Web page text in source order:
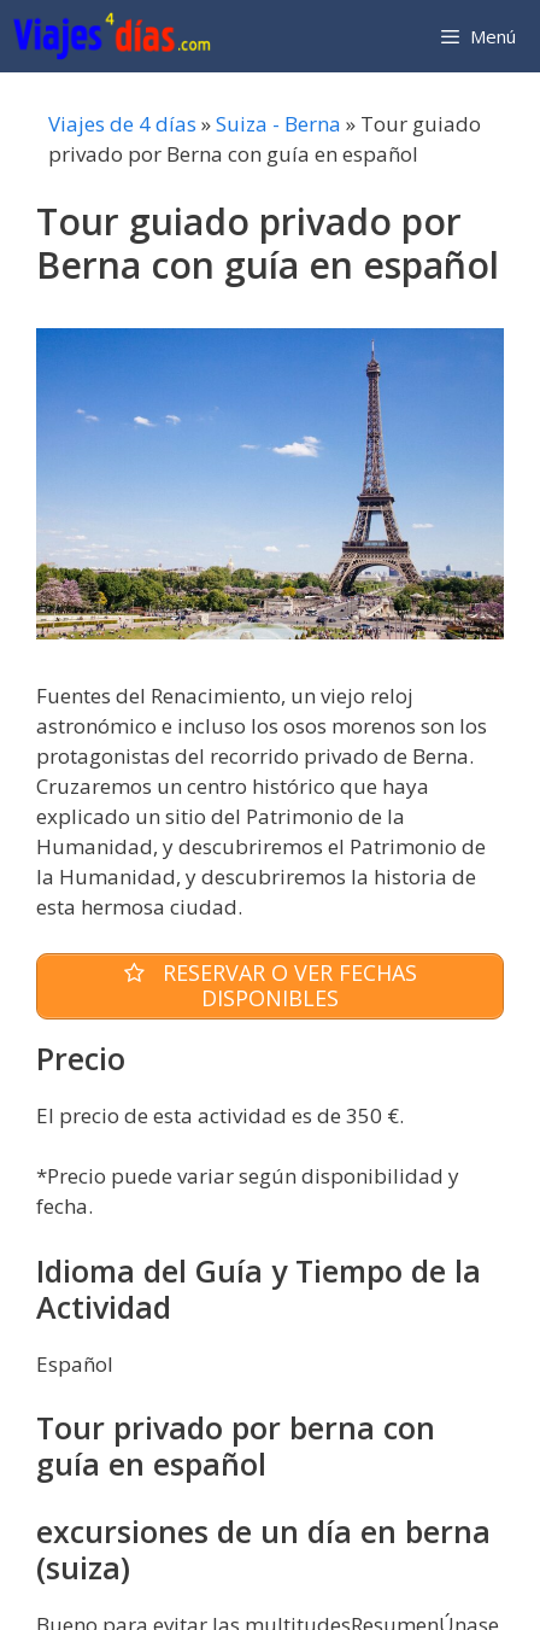
Saltar
al
contenido
Menú
Viajes de 4 días »Suiza - Berna » Tour guiado
privado por Berna con guía en español
Tour guiado privado por
Berna con guía en español
Fuentes del Renacimiento, un viejo reloj
astronómico e incluso los osos morenos son los
protagonistas del recorrido privado de Berna.
Cruzaremos un centro histórico que haya
explicado un sitio del Patrimonio de la
Humanidad, y descubriremos el Patrimonio de
la Humanidad, y descubriremos la historia de
esta hermosa ciudad.
RESERVAR O VER FECHAS
DISPONIBLES
Precio
El precio de esta actividad es de 350 €.
*Precio puede variar según disponibilidad y
fecha.
Idioma del Guía y Tiempo de la
Actividad
Español
Tour privado por berna con
guía en español
excursiones de un día en berna
(suiza)
Bueno para evitar las multitudesResumenÚnase